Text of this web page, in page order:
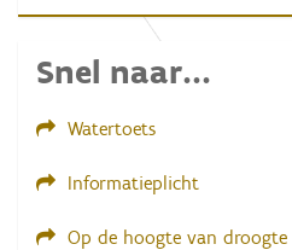
Snel naar...
Watertoets
Informatieplicht
Op de hoogte van droogte